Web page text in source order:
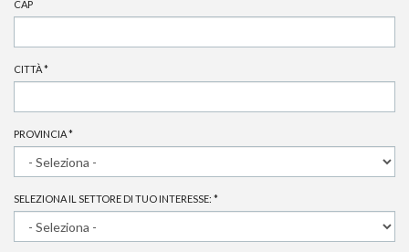
CAP
CITTÀ*
PROVINCIA*
SELEZIONA IL SETTORE DI TUO INTERESSE: *